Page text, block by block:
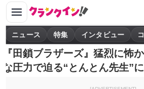
ニュース 特集 インタビュー
『田鎖ブラザーズ』猛烈に怖
な圧力で迫る“とんとん先生”